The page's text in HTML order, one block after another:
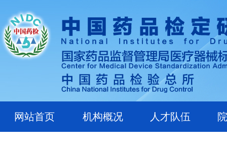
网站首页 机构概况 人才队伍